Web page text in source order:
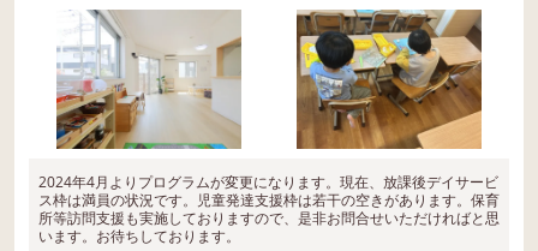
2024年4月よりプログラムが変更になります。現在、放課後デイサービ
ス枠は満員の状況です。児童発達支援枠は若干の空きがあります。保育
所等訪問支援も実施しておりますので、是非お問合せいただければと思
います。お待ちしております。